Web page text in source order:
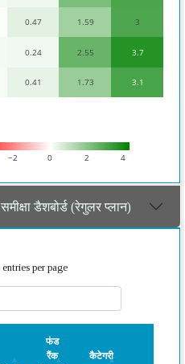
0.47 1.59 3
0.24 2.55 3.7
0.41 1.73 3.1
−2 0 2 4
एचडीएफसी फ्लोटिंग रेट डेब्ट फंड समीक्षा डैशबोर्ड (रेगुलर प्लान)
entries per page
फंड
रैंक
कैटेगरी